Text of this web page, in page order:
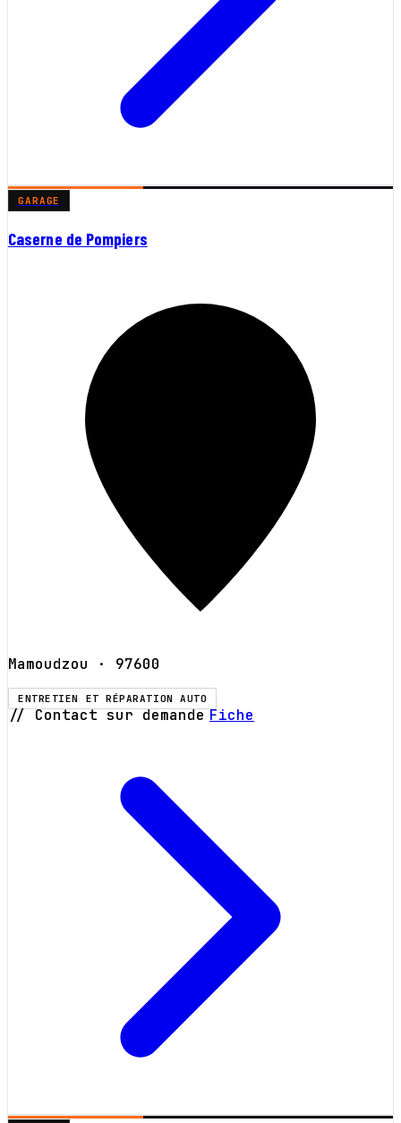
GARAGE
Caserne de Pompiers
Mamoudzou · 97600
ENTRETIEN ET RÉPARATION AUTO
// Contact sur demande Fiche